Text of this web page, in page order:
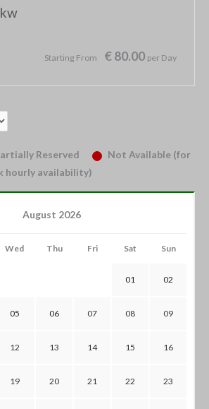
Starting From € 80.00 per Day
Reserved
Not Available (for
hourly availability)
August 2026
Wed Thu Fri Sat Sun
01 02
05 06 07 08 09
12 13 14 15 16
19 20 21 22 23